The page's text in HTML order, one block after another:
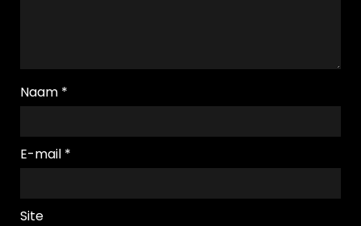
Naam *
E-mail *
Site